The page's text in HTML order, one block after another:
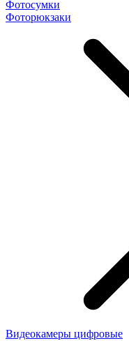
Фотосумки
Фоторюкзаки
Видеокамеры цифровые